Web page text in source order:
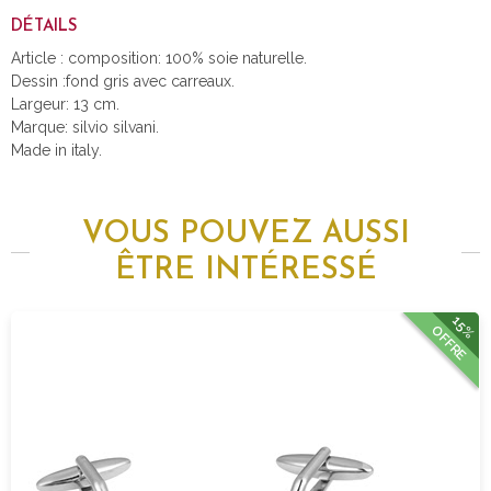
DÉTAILS
Article : composition: 100% soie naturelle.
Dessin :fond gris avec carreaux.
Largeur: 13 cm.
Marque: silvio silvani.
Made in italy.
VOUS POUVEZ AUSSI
ÊTRE INTÉRESSÉ
15%
OFFRE